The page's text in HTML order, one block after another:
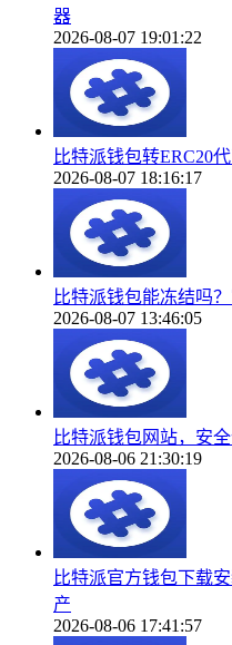
器
2026-08-07 19:01:22
比特派钱包转ERC20
2026-08-07 18:16:17
比特派钱包能冻结吗
2026-08-07 13:46:05
比特派钱包网站，安
2026-08-06 21:30:19
比特派官方钱包下载
产
2026-08-06 17:41:57